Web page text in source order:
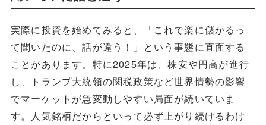
実際に投資を始めてみると、「これで楽に儲かるっ
て聞いたのに、話が違う！」という事態に直面する
ことがあります。特に2025年は、株安や円高が進行
し、トランプ大統領の関税政策など世界情勢の影響
でマーケットが急変動しやすい局面が続いていま
す。人気銘柄だからといって必ず上がり続けるわけ